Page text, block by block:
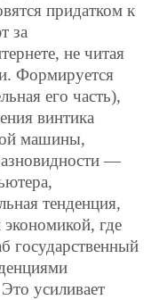
придатком к
за
не читая
Формируется
его часть),
винтика
машины,
—
тенденция,
экономикой, где
государственный
усиливает